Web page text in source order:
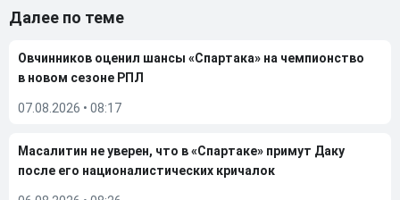
Далее по теме
Овчинников оценил шансы «Спартака» на чемпионство
в новом сезоне РПЛ
07.08.2026 • 08:17
Масалитин не уверен, что в «Спартаке» примут Даку
после его националистических кричалок